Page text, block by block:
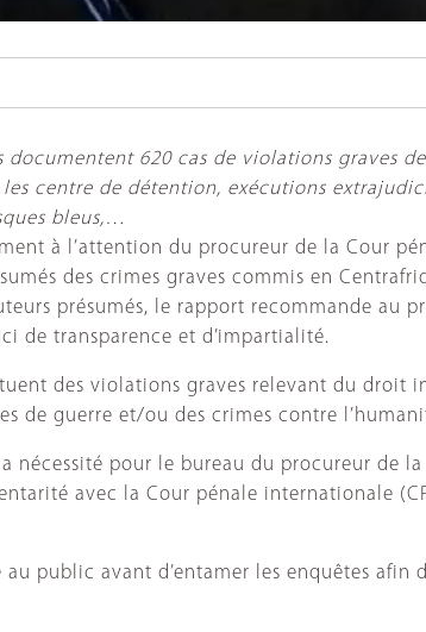
620 cas de violations graves
centre de détention, exécutions
bleus,…
à l’attention du procureur de la Cour
des crimes graves commis en
présumés, le rapport recommande au
de transparence et d’impartialité.
des violations graves relevant du droit
de guerre et/ou des crimes contre
nécessité pour le bureau du procureur de
avec la Cour pénale internationale
public avant d’entamer les enquêtes afin